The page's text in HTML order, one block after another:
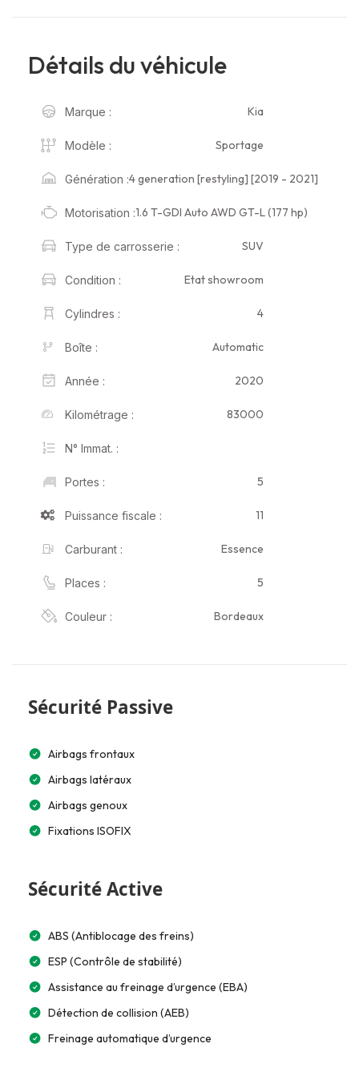
Détails du véhicule
Marque : Kia
Modèle : Sportage
Génération :4 generation [restyling] [2019 - 2021]
Motorisation :1.6 T-GDI Auto AWD GT-L (177 hp)
Type de carrosserie : SUV
Condition : Etat showroom
Cylindres : 4
Boîte : Automatic
Année : 2020
Kilométrage : 83000
N° Immat. :
Portes : 5
Puissance fiscale : 11
Carburant : Essence
Places : 5
Couleur : Bordeaux
Sécurité Passive
Airbags frontaux
Airbags latéraux
Airbags genoux
Fixations ISOFIX
Sécurité Active
ABS (Antiblocage des freins)
ESP (Contrôle de stabilité)
Assistance au freinage d’urgence (EBA)
Détection de collision (AEB)
Freinage automatique d’urgence